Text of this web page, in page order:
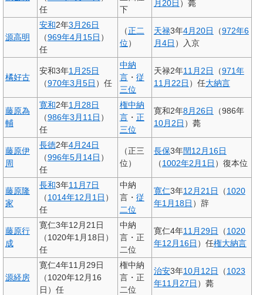
任
下
月20日 ）薨
源高明
安和2年3月26日
（969年4月15日 ）
任
（正二
位）
天禄3年4月20日 （972年6
月4日 ）入京
橘好古
安和3年1月25日
（970年3月5日 ）任
中納
言・ 従
三位
天禄2年11月2日 （971年
11月22日 ）任大納言
藤原為
輔
寛和2年1月28日
（986年3月11日 ）
任
権中納
言・ 正
三位
寛和2年8月26日
（986年
10月2日 ）薨
藤原伊
周
長徳2年4月24日
（996年5月14日 ）
任
（正三
位）
長保3年閏12月16日
（1002年2月1日 ）復本位
藤原隆
家
長和3年11月7日
（1014年12月1日 ）
任
中納
言・ 従
二位
寛仁3年12月21日 （1020
年1月18日 ）辞
藤原行
成
寛仁3年12月21日
（1020年1月18日）
任
中納
言・正
二位
寛仁4年11月29日 （1020
年12月16日 ）任権大納言
源経房
寛仁4年11月29日
（1020年12月16
日）任
権中納
言・正
二位
治安3年10月12日 （1023
年11月27日 ）薨